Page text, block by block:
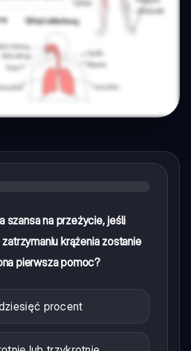
szansa na przeżycie, jeśli
krążenia zostanie
pierwsza pomoc?
procent